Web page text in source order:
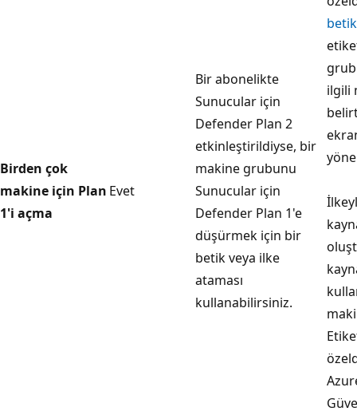
Birden çok
makine için Plan
1'i açma
Evet
Bir abonelikte
Sunucular için
Defender Plan 2
etkinleştirildiyse, bir
makine grubunu
Sunucular için
Defender Plan 1'e
düşürmek için bir
betik veya ilke
ataması
kullanabilirsiniz.
ilgili